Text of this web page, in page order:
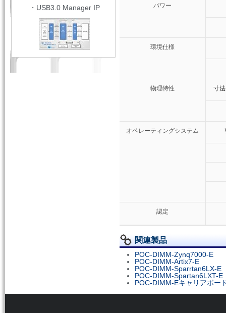
・USB3.0 Manager IP パワー
環境仕様
物理特性 寸
オペレーティングシステム
認定
関連製品
POC-DIMM-Zynq7000-E
POC-DIMM-Artix7-E
POC-DIMM-Sparrtan6LX-E
POC-DIMM-Spartan6LXT-E
POC-DIMM-Eキャリアボー